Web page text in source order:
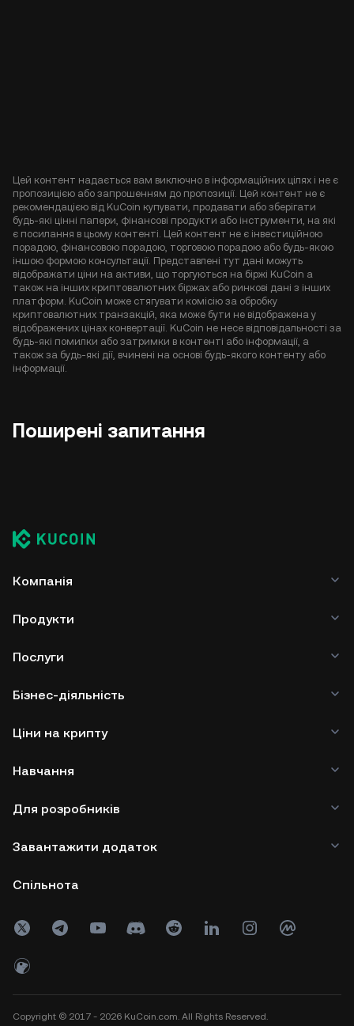
Цей контент надається вам виключно в інформаційних цілях і не є
пропозицією або запрошенням до пропозиції. Цей контент не є
рекомендацією від KuCoin купувати, продавати або зберігати
будь-які цінні папери, фінансові продукти або інструменти, на які
є посилання в цьому контенті. Цей контент не є інвестиційною
порадою, фінансовою порадою, торговою порадою або будь-якою
іншою формою консультації. Представлені тут дані можуть
відображати ціни на активи, що торгуються на біржі KuCoin а
також на інших криптовалютних біржах або ринкові дані з інших
платформ. KuCoin може стягувати комісію за обробку
криптовалютних транзакцій, яка може бути не відображена у
відображених цінах конвертації. KuCoin не несе відповідальності за
будь-які помилки або затримки в контенті або інформації, а
також за будь-які дії, вчинені на основі будь-якого контенту або
інформації.
Поширені запитання
Компанія
Продукти
Послуги
Бізнес-діяльність
Ціни на крипту
Навчання
Для розробників
Завантажити додаток
Спільнота
Copyright © 2017 - 2026 KuCoin.com. All Rights Reserved.